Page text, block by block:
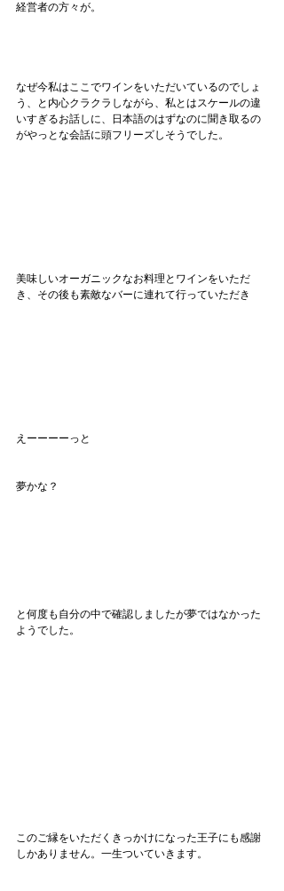
経営者の方々が。
なぜ今私はここでワインをいただいているのでしょ
う、と内心クラクラしながら、私とはスケールの違
いすぎるお話しに、日本語のはずなのに聞き取るの
がやっとな会話に頭フリーズしそうでした。
美味しいオーガニックなお料理とワインをいただ
き、その後も素敵なバーに連れて行っていただき
えーーーーっと
夢かな？
と何度も自分の中で確認しましたが夢ではなかった
ようでした。
このご縁をいただくきっかけになった王子にも感謝
しかありません。一生ついていきます。